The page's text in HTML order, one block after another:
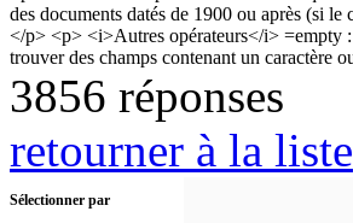
3856 réponses
retourner à la liste
Sélectionner par